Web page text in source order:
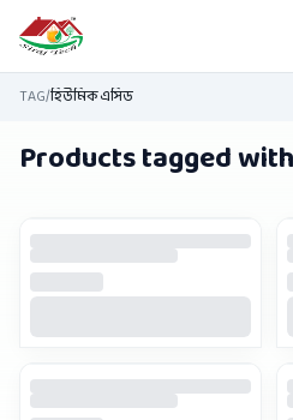
Skip to main content
TAG/হিউমিক এসিড
Products tagged